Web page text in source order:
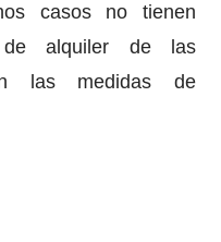
casos no tienen
de alquiler de las
las medidas de